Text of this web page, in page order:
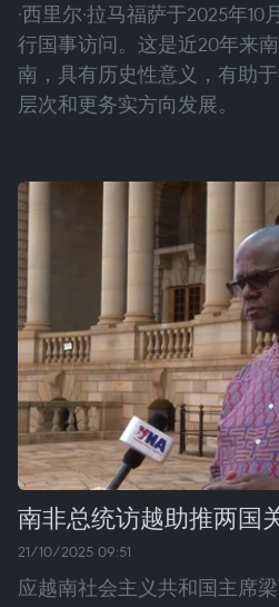
·西里尔·拉马福萨于2025年
行国事访问。这是近20年来
南，具有历史性意义，有助
层次和更务实方向发展。
南非总统访越助推两国
21/10/2025 09:51
应越南社会主义共和国主席